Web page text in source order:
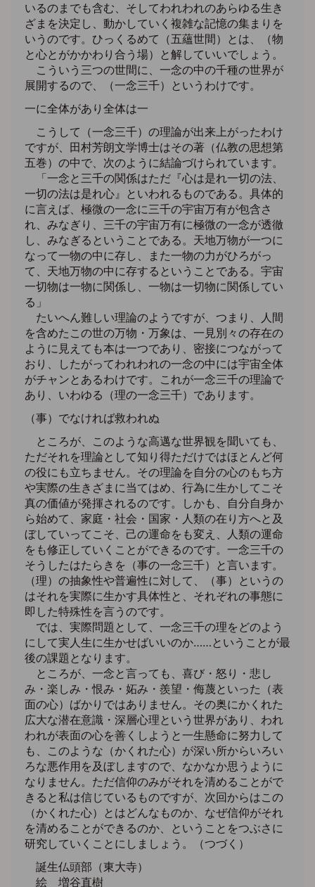
いるのまでも含む、そしてわれわれのあらゆる生き
ざまを決定し、動かしていく複雑な記憶の集まりを
いうのです。ひっくるめて（五蘊世間）とは、（物
と心とがかかわり合う場）と解していいでしょう。
こういう三つの世間に、一念の中の千種の世界が
展開するので、（一念三千）というわけです。
一に全体があり全体は一
こうして（一念三千）の理論が出来上がったわけ
ですが、田村芳朗文学博士はその著（仏教の思想第
五巻）の中で、次のように結論づけられています。
「一念と三千の関係はただ『心は是れ一切の法、
一切の法は是れ心』といわれるものである。具体的
に言えば、極微の一念に三千の宇宙万有が包含さ
れ、みなぎり、三千の宇宙万有に極微の一念が透徹
し、みなぎるということである。天地万物が一つに
なって一物の中に存し、また一物の力がひろがっ
て、天地万物の中に存するということである。宇宙
一切物は一物に関係し、一物は一切物に関係してい
る」
たいへん難しい理論のようですが、つまり、人間
を含めたこの世の万物・万象は、一見別々の存在の
ように見えても本は一つであり、密接につながって
おり、したがってわれわれの一念の中には宇宙全体
がチャンとあるわけです。これが一念三千の理論で
あり、いわゆる（理の一念三千）であります。
（事）でなければ救われぬ
ところが、このような高邁な世界観を聞いても、
ただそれを理論として知り得ただけではほとんど何
の役にも立ちません。その理論を自分の心のもち方
や実際の生きざまに当てはめ、行為に生かしてこそ
真の価値が発揮されるのです。しかも、自分自身か
ら始めて、家庭・社会・国家・人類の在り方へと及
ぼしていってこそ、己の運命をも変え、人類の運命
をも修正していくことができるのです。一念三千の
そうしたはたらきを（事の一念三千）と言います。
（理）の抽象性や普遍性に対して、（事）というの
はそれを実際に生かす具体性と、それぞれの事態に
即した特殊性を言うのです。
では、実際問題として、一念三千の理をどのよう
にして実人生に生かせばいいのか……ということが最
後の課題となります。
ところが、一念と言っても、喜び・怒り・悲し
み・楽しみ・恨み・妬み・羨望・侮蔑といった（表
面の心）ばかりではありません。その奥にかくれた
広大な潜在意識・深層心理という世界があり、われ
われが表面の心を善くしようと一生懸命に努力して
も、このような（かくれた心）が深い所からいろい
ろな悪作用を及ぼしますので、なかなか思うように
なりません。ただ信仰のみがそれを清めることがで
きると私は信じているものですが、次回からはこの
（かくれた心）とはどんなものか、なぜ信仰がそれ
を清めることができるのか、ということをつぶさに
研究していくことにしましょう。（つづく）
誕生仏頭部（東大寺）
絵 増谷直樹